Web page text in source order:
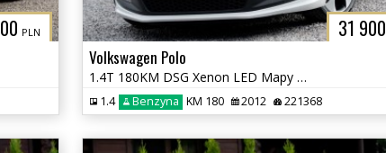
PLN 31 900
Volkswagen Polo
1.4T 180KM DSG Xenon LED Mapy Navi Tempomat Grz. Fotele
1.4 Benzyna KM 180 2012 221368